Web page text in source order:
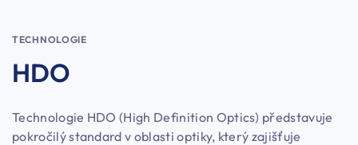
TECHNOLOGIE
HDO
Technologie HDO (High Definition Optics) představuje
pokročilý standard v oblasti optiky, který zajišťuje